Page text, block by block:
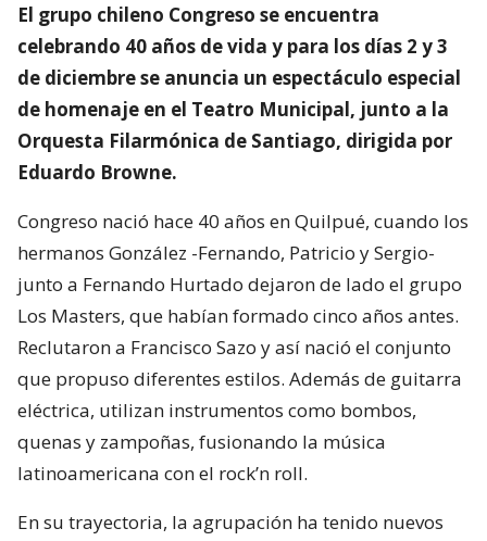
El grupo chileno Congreso se encuentra
celebrando 40 años de vida y para los días 2 y 3
de diciembre se anuncia un espectáculo especial
de homenaje en el Teatro Municipal, junto a la
Orquesta Filarmónica de Santiago, dirigida por
Eduardo Browne.
Congreso nació hace 40 años en Quilpué, cuando los
hermanos González -Fernando, Patricio y Sergio-
junto a Fernando Hurtado dejaron de lado el grupo
Los Masters, que habían formado cinco años antes.
Reclutaron a Francisco Sazo y así nació el conjunto
que propuso diferentes estilos. Además de guitarra
eléctrica, utilizan instrumentos como bombos,
quenas y zampoñas, fusionando la música
latinoamericana con el rock’n roll.
En su trayectoria, la agrupación ha tenido nuevos